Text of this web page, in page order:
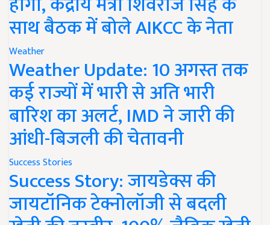
साथ बैठक में बोले AIKCC के नेता
Weather
Weather Update: 10 अगस्त तक
कई राज्यों में भारी से अति भारी
बारिश का अलर्ट, IMD ने जारी की
आंधी-बिजली की चेतावनी
Success Stories
Success Story: जायडेक्स की
जायटॉनिक टेक्नोलॉजी से बदली